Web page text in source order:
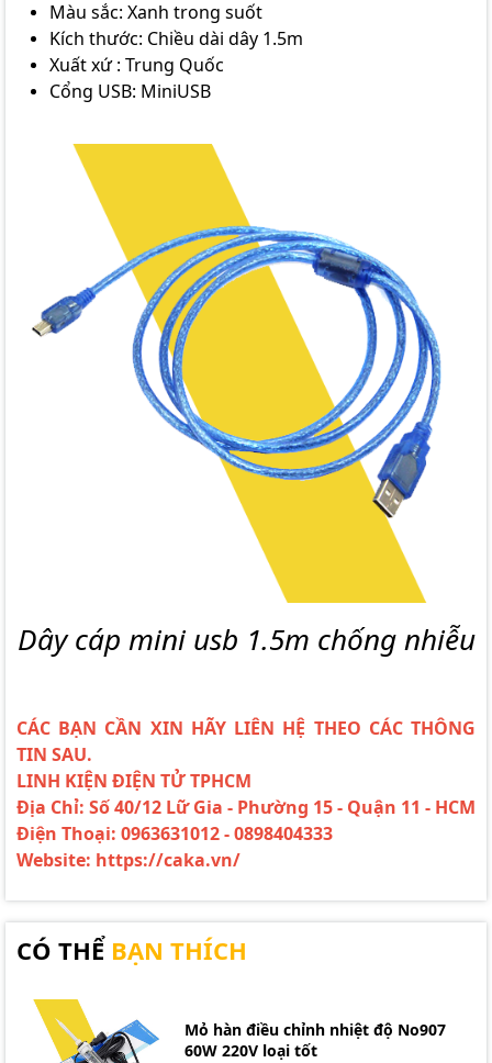
Màu sắc: Xanh trong suốt
Kích thước: Chiều dài dây 1.5m
Xuất xứ : Trung Quốc
Cổng USB: MiniUSB
Dây cáp mini usb 1.5m chống nhiễu
CÁC BẠN CẦN XIN HÃY LIÊN HỆ THEO CÁC THÔNG
TIN SAU.
LINH KIỆN ĐIỆN TỬ TPHCM
Địa Chỉ: Số 40/12 Lữ Gia - Phường 15 - Quận 11 - HCM
Điện Thoại: 0963631012 - 0898404333
Website: https://caka.vn/
CÓ THỂ BẠN THÍCH
Mỏ hàn điều chỉnh nhiệt độ No907
60W 220V loại tốt